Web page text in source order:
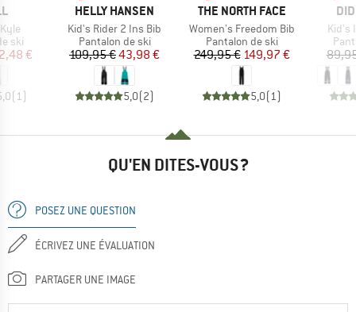
ski
réduit
€
(1)
MARQUE
HELLY HANSEN
Article
Kid's Rider 2 Ins Bib
Product group
Pantalon de ski
Prix
109,95 €Prix réduit
43,98 €
5,0(2)
MARQUE
THE NORTH FACE
Article
Women's Freedom Bib
Product group
Pantalon de ski
Prix
249,95 €Prix réduit
149,97 €
5,0(1)
Article
Kid's
QU'EN DITES-VOUS ?
POSEZ UNE QUESTION
ÉCRIVEZ UNE ÉVALUATION
PARTAGER UNE IMAGE